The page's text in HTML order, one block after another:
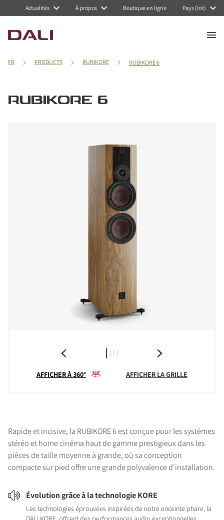
Actualités À propos Boutique en ligne Pays (Int)
FR PRODUCTS RUBIKORE RUBIKORE 6
RUBIKORE 6
AFFICHER À 360° AFFICHER LA GRILLE
Rapide et incisive, la RUBIKORE 6 est conçue pour les systèmes
stéréo et home cinéma haut de gamme prestigieux dans les
pièces de taille moyenne à grande, où sa conception
compacte sur pied offre une grande polyvalence d'installation.
Évolution grâce à la technologie KORE
Les technologies éprouvées inspirées de notre enceinte phare, la